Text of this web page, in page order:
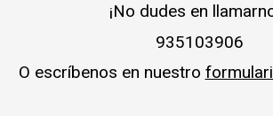
¡No dudes en
935103906
O escríbenos en nuestro